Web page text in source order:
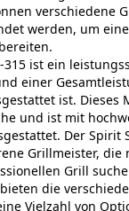
verschiedene
werden, um
315 ist ein
einer
ist. Dieses
und ist mit
Der Spirit
Grillmeister, die
Grill
die
Vielzahl von